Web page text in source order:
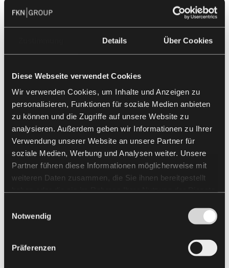
Details Über Cookies
Diese Webseite verwendet Cookies
Wir verwenden Cookies, um Inhalte und Anzeigen zu
personalisieren, Funktionen für soziale Medien anbieten
zu können und die Zugriffe auf unsere Website zu
analysieren. Außerdem geben wir Informationen zu Ihrer
Verwendung unserer Website an unsere Partner für
soziale Medien, Werbung und Analysen weiter. Unsere
Partner führen diese Informationen möglicherweise mit
weiteren Daten zusammen, die Sie ihnen bereitgestellt
Notwendig
Präferenzen